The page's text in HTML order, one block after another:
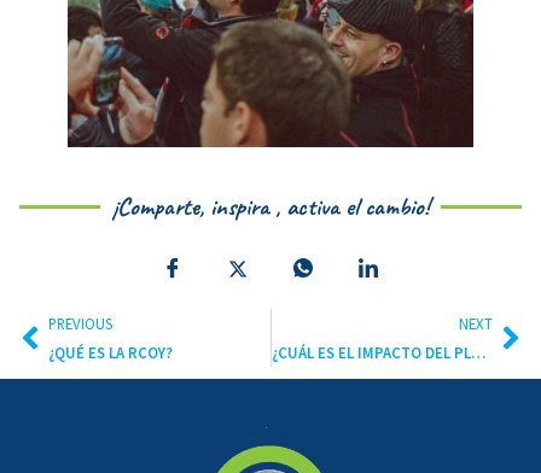
¡Comparte, inspira , activa el cambio!
PREVIOUS
¿QUÉ ES LA RCOY?
NEXT
¿CUÁL ES EL IMPACTO DEL PLÁSTICO EN NUESTRO PLANETA?